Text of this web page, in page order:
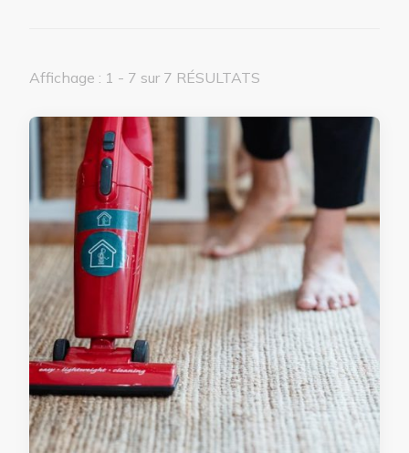
Affichage : 1 - 7 sur 7 RÉSULTATS